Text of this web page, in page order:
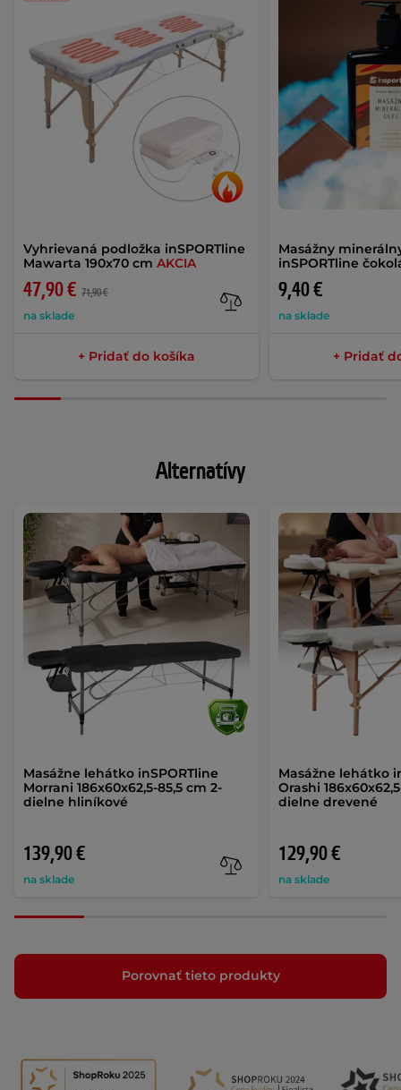
Vyhrievaná podložka inSPORTline
Mawarta 190x70 cm AKCIA
47,90 € 71,90 €
na sklade
+ Pridať do košíka
Masážny
inSPORTline
9,40 €
na sklade
+ Pridať
Alternatívy
Masážne lehátko inSPORTline
Morrani 186x60x62,5-85,5 cm 2-
dielne hliníkové
139,90 €
na sklade
Masážne lehátko
Orashi
dielne drevené
129,90 €
na sklade
Porovnať tieto produkty